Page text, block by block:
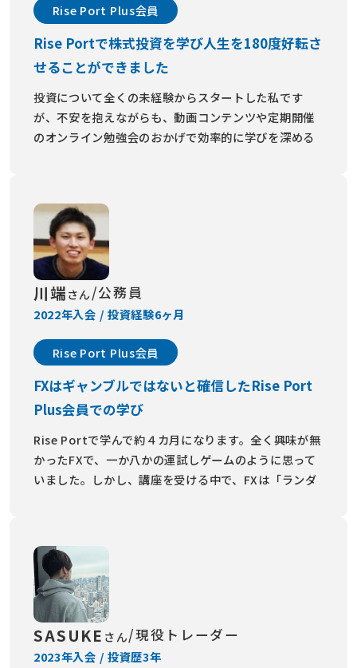
Rise Port Plus会員
Rise Portで株式投資を学び人生を180度好転さ
せることができました
投資について全くの未経験からスタートした私です
が、不安を抱えながらも、動画コンテンツや定期開催
のオンライン勉強会のおかげで効率的に学びを深める
Rise Portでの学びを通じて、金銭面だけでなく自分自
身も大きく成長できたと感じています。今では、安定
したトレードを目指し、毎週の勉強会に参加しながら
さらなるスキルアップに努めています。
川端さん/公務員
2022年入会 / 投資経験6ヶ月
Rise Port Plus会員
FXはギャンブルではないと確信したRise Port
Plus会員での学び
Rise Portで学んで約４カ月になります。全く興味が無
かったFXで、一か八かの運試しゲームのように思って
いました。しかし、講座を受ける中で、FXは「ランダ
FXはギャンブルだと思っている人、お金を増やして生
活を充実させたい人、世界経済の事を学びたい人、他
の理由でも大丈夫です。全く何も分からなかった私で
すが、スクールの方は懇切丁寧に教えてくださいま
す。
人生は一度きり、チャレンジしなければもったいない
SASUKE さん/現役トレーダー
2023年入会 / 投資歴3年